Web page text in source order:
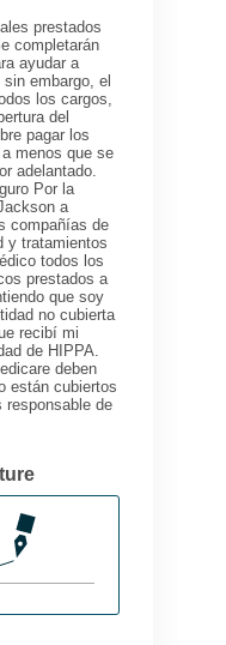
prestados
completarán
ayudar a
embargo, el
los cargos,
del
pagar los
menos que se
adelantado.
Por la
a
compañías de
y tratamientos
todos los
prestados a
que soy
no cubierta
recibí mi
de HIPPA.
deben
están cubiertos
responsable de